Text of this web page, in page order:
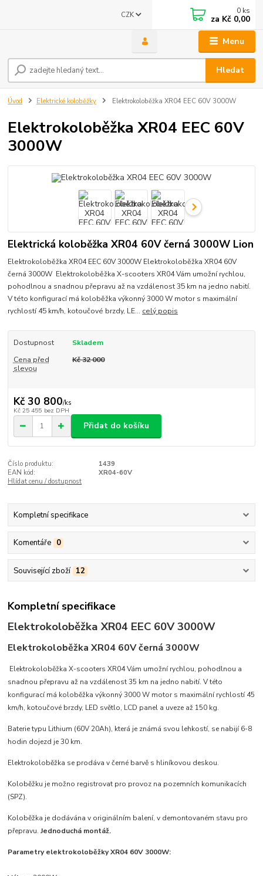
Menu
CZK
Hledat
0 ks
za Kč 0,00
Úvod Elektrické koloběžky Elektrokoloběžka XR04 EEC 60V 3000W
Elektrokoloběžka XR04 EEC 60V
3000W
Elektrická koloběžka XR04 60V černá 3000W Lion
Elektrokoloběžka XR04 EEC 60V 3000W Elektrokoloběžka XR04 60V
černá 3000W Elektrokoloběžka X-scooters XR04 Vám umožní rychlou,
pohodlnou a snadnou přepravu až na vzdálenost 35 km na jedno nabití.
V této konfigurací má koloběžka výkonný 3000 W motor s maximální
rychlostí 45 km/h, kotoučové brzdy, LE... celý popis
Dostupnost
Skladem
Cena před
slevou
Kč 32 000
Kč 30 800/ks
Kč 25 455 bez DPH
Přidat do košíku
Číslo produktu:
1439
EAN kód:
XR04-60V
Hlídat cenu / dostupnost
Kompletní specifikace
Komentáře 0
Související zboží 12
Kompletní specifikace
Elektrokoloběžka XR04 EEC 60V 3000W
Elektrokoloběžka XR04 60V černá 3000W
Elektrokoloběžka X-scooters XR04 Vám umožní rychlou, pohodlnou a
snadnou přepravu až na vzdálenost 35 km na jedno nabití. V této
konfigurací má koloběžka výkonný 3000 W motor s maximální rychlostí 45
km/h, kotoučové brzdy, LED světlo, LCD panel a uveze až 150 kg.
Baterie typu Lithium (60V 20Ah), která je známá svou lehkostí, se nabijí 6-8
hodin dojezd je 30 km.
Elektrokoloběžka se prodáva v černé barvě s hliníkovou deskou.
Koloběžku je možno registrovat pro provoz na pozemních komunikacích
(SPZ).
Koloběžka je dodávána v originálním balení, v demontovaném stavu pro
přepravu.Jednoduchá montáž.
Parametry elektrokoloběžky XR04 60V 3000W: